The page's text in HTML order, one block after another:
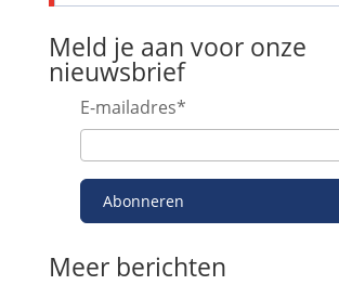
Meld je aan voor onze
nieuwsbrief
E-mailadres*
Abonneren
Meer berichten